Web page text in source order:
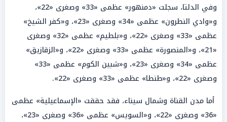
وفي الدلتا، سجلت «دمنهور» عظمى «33» وصغرى «22»،
و«وادي النطرون» عظمى «34» وصغرى «23»، و«كفر الشيخ»
عظمى «33» وصغرى «22»، و«بلطيم» عظمى «32» وصغرى
«21»، و«المنصورة» عظمى «33» وصغرى «22»، و«الزقازيق»
عظمى «34» وصغرى «23»، و«شبين الكوم» عظمى «33»
وصغرى «22»، و«طنطا» عظمى «33» وصغرى «22».
أما مدن القناة وشمال سيناء، فقد حققت «الإسماعيلية» عظمى
«36» وصغرى «22»، و«السويس» عظمى «36» وصغرى «23»،